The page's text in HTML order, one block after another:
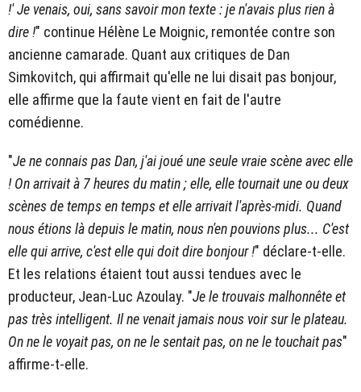
!' Je venais, oui, sans savoir mon texte : je n'avais plus rien à
dire !" continue Hélène Le Moignic, remontée contre son
ancienne camarade. Quant aux critiques de Dan
Simkovitch, qui affirmait qu'elle ne lui disait pas bonjour,
elle affirme que la faute vient en fait de l'autre
comédienne.
"Je ne connais pas Dan, j'ai joué une seule vraie scène avec elle
! On arrivait à 7 heures du matin ; elle, elle tournait une ou deux
scènes de temps en temps et elle arrivait l'après-midi. Quand
nous étions là depuis le matin, nous n'en pouvions plus... C'est
elle qui arrive, c'est elle qui doit dire bonjour !" déclare-t-elle.
Et les relations étaient tout aussi tendues avec le
producteur, Jean-Luc Azoulay. "Je le trouvais malhonnête et
pas très intelligent. Il ne venait jamais nous voir sur le plateau.
On ne le voyait pas, on ne le sentait pas, on ne le touchait pas"
affirme-t-elle.